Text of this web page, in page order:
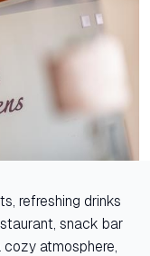
refreshing drinks
snack bar
atmosphere,